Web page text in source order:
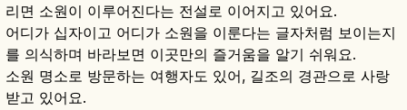
리면 소원이 이루어진다는 전설로 이어지고 있어요.
어디가 십자이고 어디가 소원을 이룬다는 글자처럼 보이는지
를 의식하며 바라보면 이곳만의 즐거움을 알기 쉬워요.
소원 명소로 방문하는 여행자도 있어, 길조의 경관으로 사랑
받고 있어요.